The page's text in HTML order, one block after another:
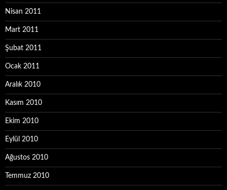
Nisan 2011
Mart 2011
Şubat 2011
Ocak 2011
Aralık 2010
Kasım 2010
Ekim 2010
Eylül 2010
Ağustos 2010
Temmuz 2010